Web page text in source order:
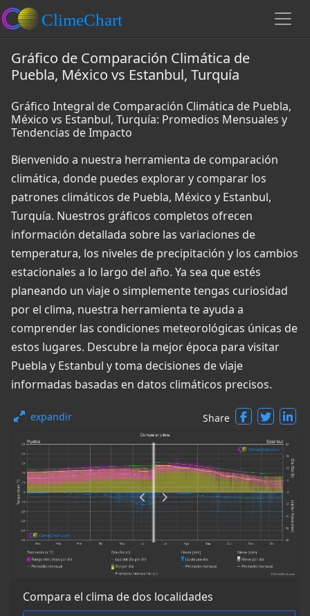
Gráfico de Comparación Climática de
Puebla, México vs Estanbul, Turquía
Gráfico Integral de Comparación Climática de Puebla,
México vs Estanbul, Turquía: Promedios Mensuales y
Tendencias de Impacto
Bienvenido a nuestra herramienta de comparación
climática, donde puedes explorar y comparar los
patrones climáticos de Puebla, México y Estanbul,
Turquía. Nuestros gráficos completos ofrecen
información detallada sobre las variaciones de
temperatura, los niveles de precipitación y los cambios
estacionales a lo largo del año. Ya sea que estés
planeando un viaje o simplemente tengas curiosidad
por el clima, nuestra herramienta te ayuda a
comprender las condiciones meteorológicas únicas de
estos lugares. Descubre la mejor época para visitar
Puebla y Estanbul y toma decisiones de viaje
informadas basadas en datos climáticos precisos.
expandir Share
Compara el clima de dos localidades